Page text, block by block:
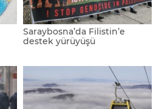
Saraybosna’da Filistin’e
destek yürüyüşü